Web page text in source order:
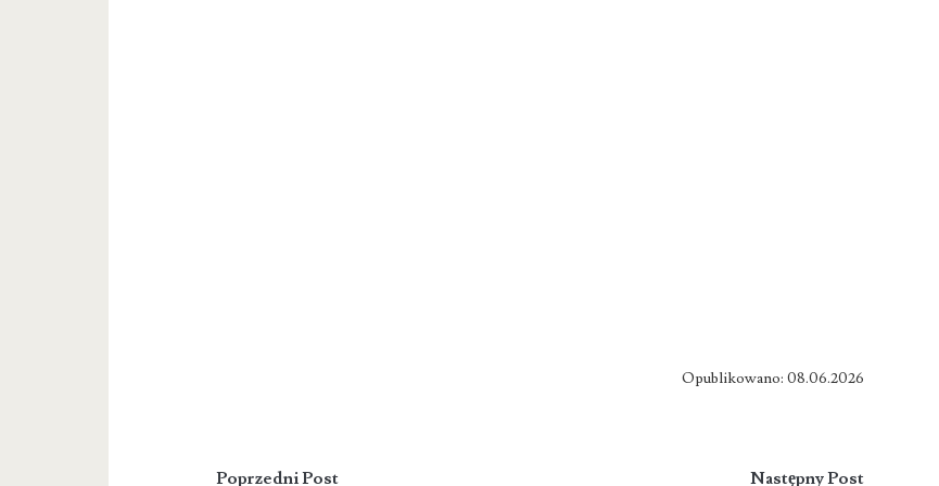
Opublikowano: 08.06.2026
Poprzedni Post Następny Post